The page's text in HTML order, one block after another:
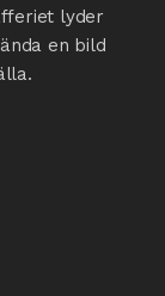
lyder
en bild